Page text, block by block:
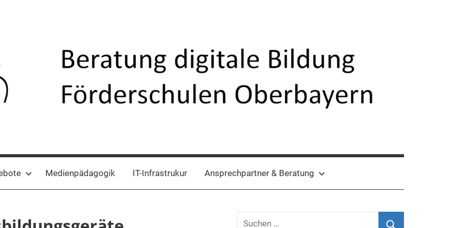
Medienpädagogik IT-Infrastrukur Ansprechpartner & Beratung
Suchen